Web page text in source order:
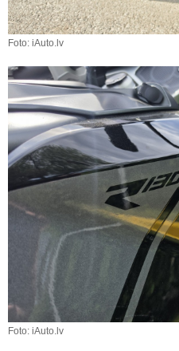
Foto: iAuto.lv
Foto: iAuto.lv